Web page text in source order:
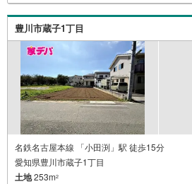
ます。・キッズスペース用意し
ろってご来場ください。・営業
30分 （定休日:水曜日）この時
わせがスムーズにご案内できま
ッチ！もしくはお気軽にお電話
豊川市蔵子1丁目
名鉄名古屋本線 「小田渕」駅 徒歩15分
愛知県豊川市蔵子1丁目
土地253m2